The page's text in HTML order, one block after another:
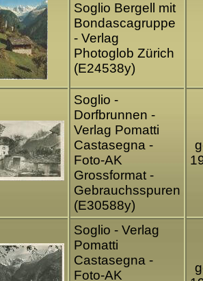
Soglio Bergell mit
Bondascagruppe
- Verlag
Photoglob Zürich
(E24538y)
Soglio -
Dorfbrunnen -
Verlag Pomatti
Castasegna -
Foto-AK
Grossformat -
Gebrauchsspuren
(E30588y)
Soglio - Verlag
Pomatti
Castasegna -
Foto-AK